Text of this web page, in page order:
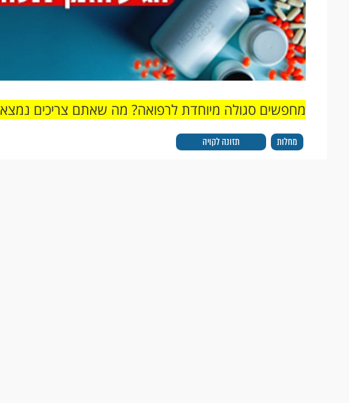
מחלות תזונה לקויה
מחפשים סגולה מיוחדת לרפואה? מה שאתם צריכים נמצא